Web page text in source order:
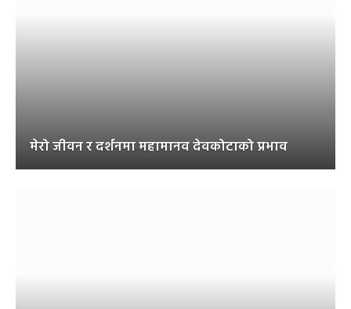
मेरो जीवन र दर्शनमा महामानव देवकोटाको प्रभाव